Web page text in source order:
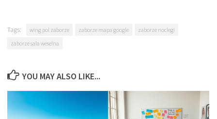
Tags: wing pol zaborze zaborze mapa google
zaborze noclegi
zaborze sala weselna
YOU MAY ALSO LIKE...